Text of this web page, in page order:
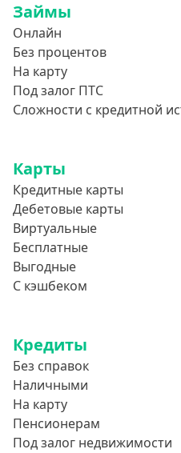
650000 руб
700000 руб
750000 руб
800000 руб
950000 руб
Целевые
Ремонт
Строительство дома
Стоматология
Неотложные нужды
Образование
Обучение за рубежом
Займы
Онлайн
Без процентов
На карту
Под залог ПТС
Сложности с кредитной
Карты
Кредитные карты
Дебетовые карты
Виртуальные
Бесплатные
Выгодные
С кэшбеком
Кредиты
Без справок
Наличными
На карту
Пенсионерам
Под залог недвижимости